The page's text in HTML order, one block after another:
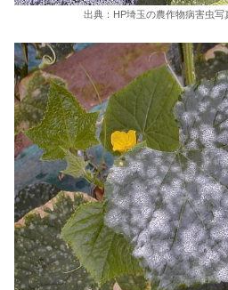
出典：HP埼玉の農作物病害虫
X
はてブ